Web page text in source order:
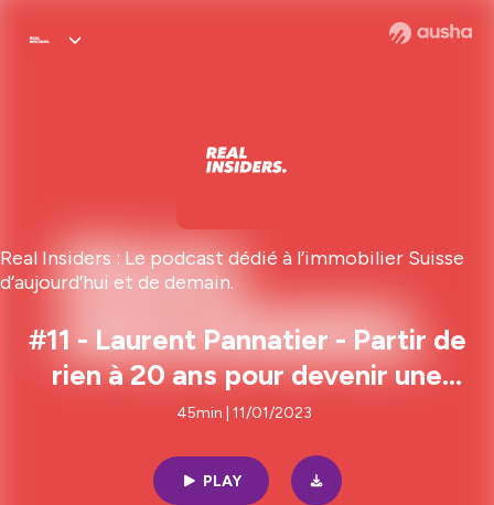
Real Insiders : Le podcast dédié à l’immobilier Suisse
d’aujourd’hui et de demain.
#11 - Laurent Pannatier - Partir de
rien à 20 ans pour devenir une
société qui compte dans un
45min | 11/01/2023
PLAY